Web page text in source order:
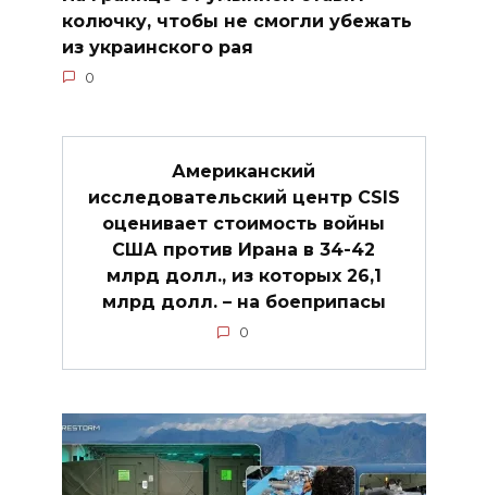
колючку, чтобы не смогли убежать
из украинского рая
0
Американский
исследовательский центр CSIS
оценивает стоимость войны
США против Ирана в 34-42
млрд долл., из которых 26,1
млрд долл. – на боеприпасы
0